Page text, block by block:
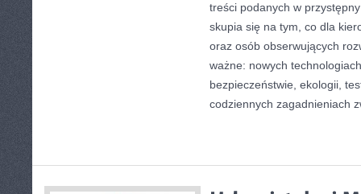
treści podanych w
skupia się na tym, co dla
oraz osób obserwujących
ważne: nowych
bezpieczeństwie, ekologii,
codziennych zagadnieniach